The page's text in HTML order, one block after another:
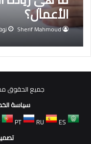
الأعمال؟
Sherif Mahmoud
جميع الحقوق
سياسة
PT RU
ES